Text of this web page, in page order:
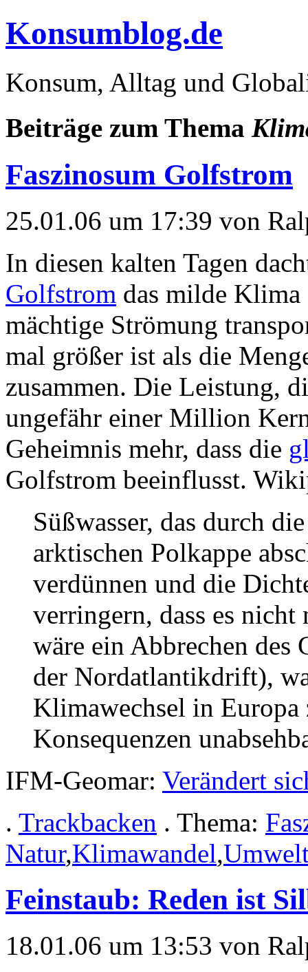
Konsumblog.de
Konsum, Alltag und
Beiträge zum Thema
Faszinosum Golfstrom
25.01.06 um 17:39 von
In diesen kalten Tagen
Golfstrom das milde Klima
mächtige Strömung
mal größer ist als die
zusammen. Die Leistung,
ungefähr einer Million
Geheimnis mehr, dass die
Golfstrom beeinflusst.
Süßwasser, das durch
arktischen Polkappe
verdünnen und die
verringern, dass es nicht
wäre ein Abbrechen des
der Nordatlantikdrift),
Klimawechsel in Europa
Konsequenzen
IFM-Geomar: Verändert
. Trackbacken . Thema:
Natur,Klimawandel,
Feinstaub: Reden ist
18.01.06 um 13:53 von